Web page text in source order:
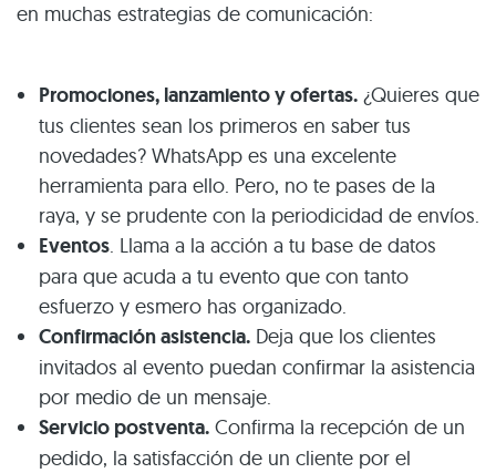
en muchas estrategias de comunicación:
Promociones, lanzamiento y ofertas. ¿Quieres que
tus clientes sean los primeros en saber tus
novedades? WhatsApp es una excelente
herramienta para ello. Pero, no te pases de la
raya, y se prudente con la periodicidad de envíos.
Eventos. Llama a la acción a tu base de datos
para que acuda a tu evento que con tanto
esfuerzo y esmero has organizado.
Confirmación asistencia. Deja que los clientes
invitados al evento puedan confirmar la asistencia
por medio de un mensaje.
Servicio postventa. Confirma la recepción de un
pedido, la satisfacción de un cliente por el